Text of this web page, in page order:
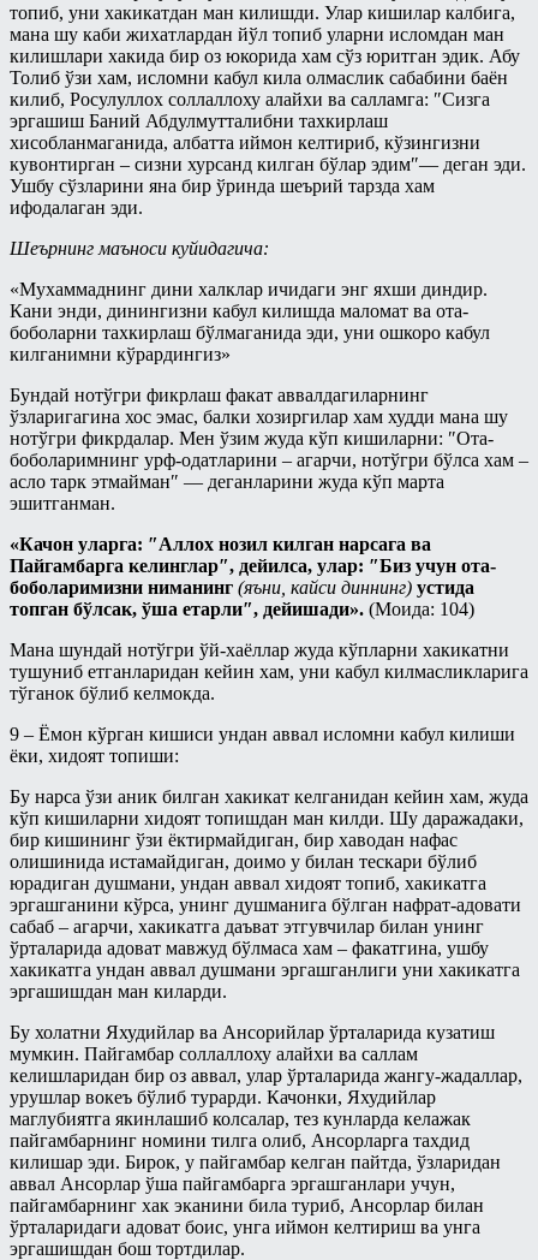
топиб, уни хакикатдан ман килишди. Улар кишилар калбига,
мана шу каби жихатлардан йўл топиб уларни исломдан ман
килишлари хакида бир оз юкорида хам сўз юритган эдик. Абу
Толиб ўзи хам, исломни кабул кила олмаслик сабабини баён
килиб, Росулуллох соллаллоху алайхи ва салламга: ″Сизга
эргашиш Баний Абдулмутталибни тахкирлаш
хисобланмаганида, албатта иймон келтириб, кўзингизни
кувонтирган – сизни хурсанд килган бўлар эдим″— деган эди.
Ушбу сўзларини яна бир ўринда шеърий тарзда хам
ифодалаган эди.
Шеърнинг маъноси куйидагича:
«Мухаммаднинг дини халклар ичидаги энг яхши диндир.
Кани энди, динингизни кабул килишда маломат ва ота-
боболарни тахкирлаш бўлмаганида эди, уни ошкоро кабул
килганимни кўрардингиз»
Бундай нотўгри фикрлаш факат аввалдагиларнинг
ўзларигагина хос эмас, балки хозиргилар хам худди мана шу
нотўгри фикрдалар. Мен ўзим жуда кўп кишиларни: ″Ота-
боболаримнинг урф-одатларини – агарчи, нотўгри бўлса хам –
асло тарк этмайман″ — деганларини жуда кўп марта
эшитганман.
«Качон уларга: ″Аллох нозил килган нарсага ва
Пайгамбарга келинглар″, дейилса, улар: ″Биз учун ота-
боболаримизни ниманинг (яъни, кайси диннинг) устида
топган бўлсак, ўша етарли″, дейишади». (Моида: 104)
Мана шундай нотўгри ўй-хаёллар жуда кўпларни хакикатни
тушуниб етганларидан кейин хам, уни кабул килмасликларига
тўганок бўлиб келмокда.
9 – Ёмон кўрган кишиси ундан аввал исломни кабул килиши
ёки, хидоят топиши:
Бу нарса ўзи аник билган хакикат келганидан кейин хам, жуда
кўп кишиларни хидоят топишдан ман килди. Шу даражадаки,
бир кишининг ўзи ёктирмайдиган, бир хаводан нафас
олишинида истамайдиган, доимо у билан тескари бўлиб
юрадиган душмани, ундан аввал хидоят топиб, хакикатга
эргашганини кўрса, унинг душманига бўлган нафрат-адовати
сабаб – агарчи, хакикатга даъват этгувчилар билан унинг
ўрталарида адоват мавжуд бўлмаса хам – факатгина, ушбу
хакикатга ундан аввал душмани эргашганлиги уни хакикатга
эргашишдан ман киларди.
Бу холатни Яхудийлар ва Ансорийлар ўрталарида кузатиш
мумкин. Пайгамбар соллаллоху алайхи ва саллам
келишларидан бир оз аввал, улар ўрталарида жангу-жадаллар,
урушлар вокеъ бўлиб турарди. Качонки, Яхудийлар
маглубиятга якинлашиб колсалар, тез кунларда келажак
пайгамбарнинг номини тилга олиб, Ансорларга тахдид
килишар эди. Бирок, у пайгамбар келган пайтда, ўзларидан
аввал Ансорлар ўша пайгамбарга эргашганлари учун,
пайгамбарнинг хак эканини била туриб, Ансорлар билан
ўрталаридаги адоват боис, унга иймон келтириш ва унга
эргашишдан бош тортдилар.